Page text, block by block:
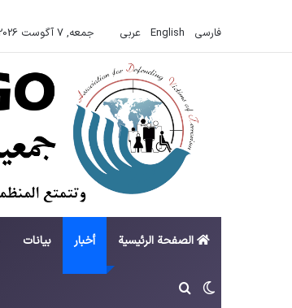
فارسی English عربي جمعه, 7 آگوست 2026
الصفحة الرئيسية أخبار بيانات
تغییر پوسته
جستجو برای